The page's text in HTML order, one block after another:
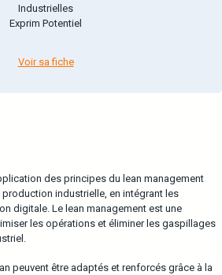
Industrielles
Exprim Potentiel
Voir sa fiche
des principes du lean management
production industrielle, en intégrant les
digitale. Le lean management est une
les opérations et éliminer les gaspillages
peuvent être adaptés et renforcés grâce à la